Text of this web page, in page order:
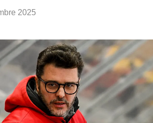
2025